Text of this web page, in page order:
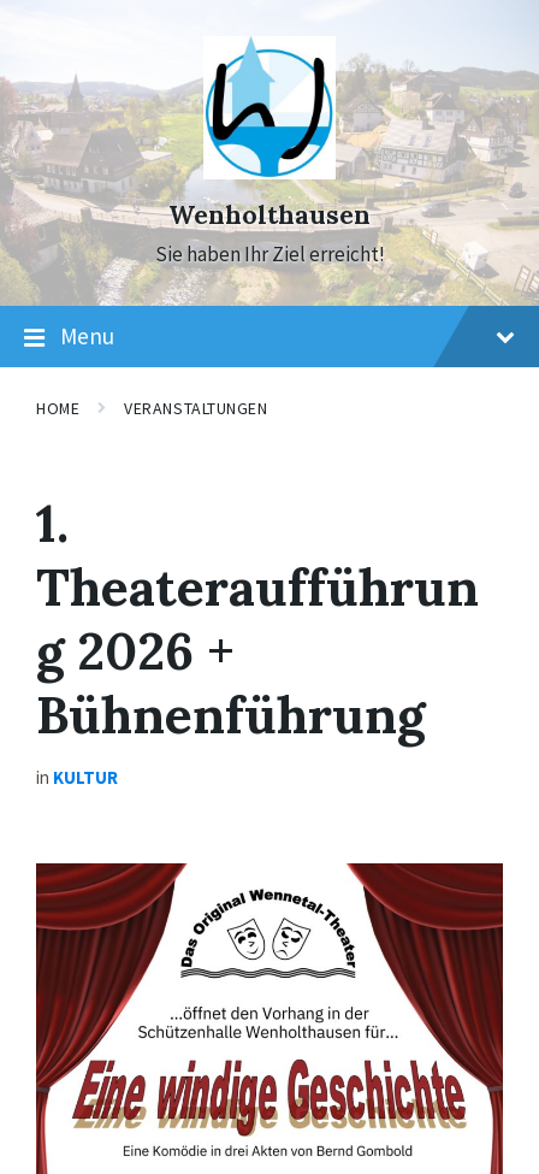
navigation
Wenholthausen
Sie haben Ihr Ziel erreicht!
Menu
HOME VERANSTALTUNGEN
1.
Theateraufführun
g 2026 +
Bühnenführung
in KULTUR